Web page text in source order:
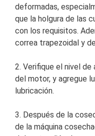
deformadas,
que la holgura de las
con los requisitos.
correa trapezoidal y
2. Verifique el nivel
del motor, y agregue
lubricación.
3. Después de la
de la máquina